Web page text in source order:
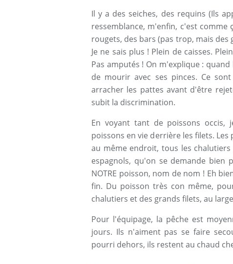
Il y a des seiches, des requins (Ils
ressemblance, m'enfin, c'est comme
rougets, des bars (pas trop, mais des
Je ne sais plus ! Plein de caisses.
Pas amputés ! On m'explique :
de mourir avec ses pinces. Ce
arracher les pattes avant d'être
subit la discrimination.
En voyant tant de poissons occis,
poissons en vie derrière les filets.
au même endroit, tous les
espagnols, qu'on se demande bien
NOTRE poisson, nom de nom ! Eh
fin. Du poisson très con même,
chalutiers et des grands filets, au
Pour l'équipage, la pêche est
jours. Ils n'aiment pas se faire
pourri dehors, ils restent au chaud